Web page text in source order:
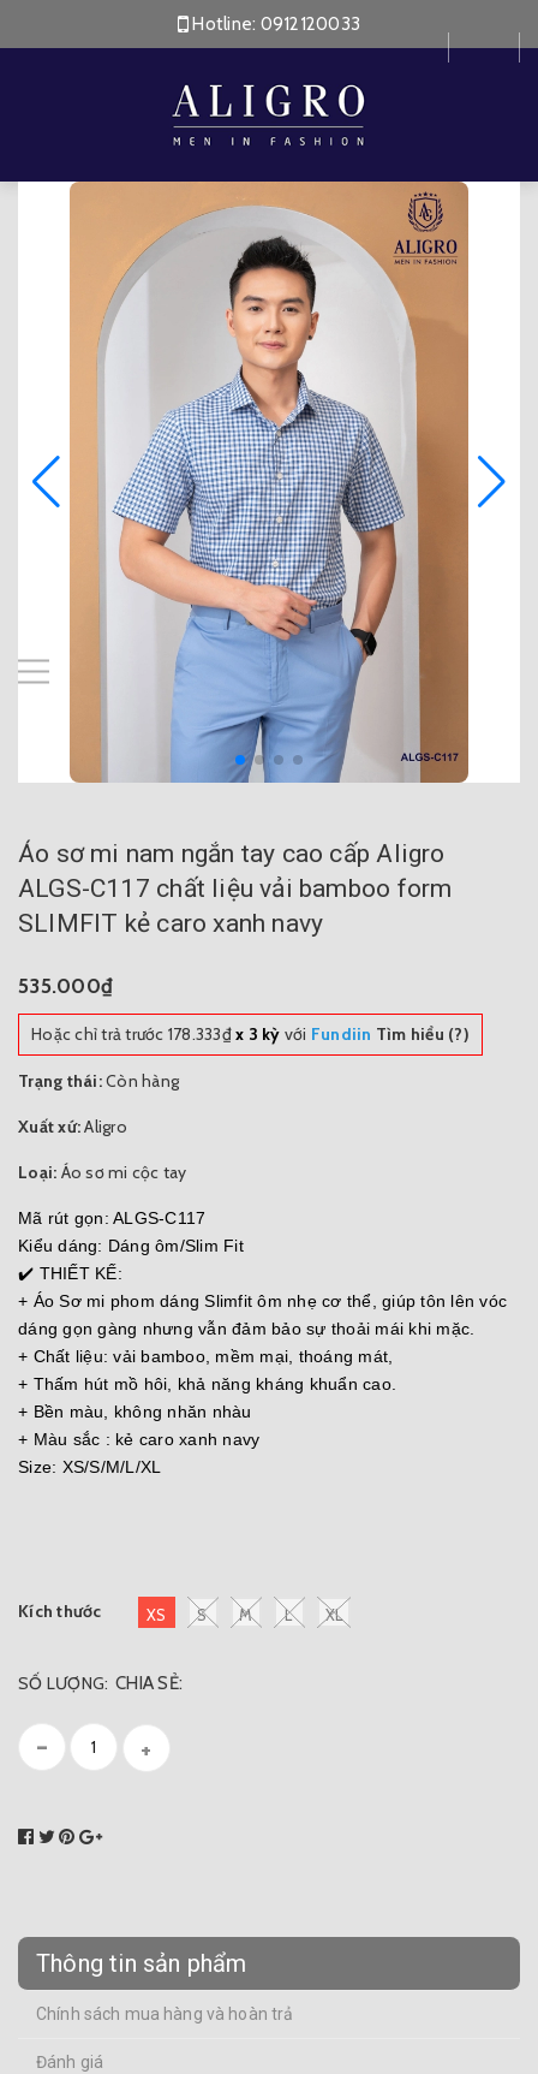
Hotline: 0912120033
Áo sơ mi nam ngắn tay cao cấp Aligro
ALGS-C117 chất liệu vải bamboo form
SLIMFIT kẻ caro xanh navy
535.000₫
Hoặc chỉ trả trước 178.333₫x 3 kỳ với Fundiin Tìm hiểu (?)
Trạng thái:Còn hàng
Xuất xứ:Aligro
Loại: Áo sơ mi cộc tay
Mã rút gọn: ALGS-C117
Kiểu dáng: Dáng ôm/Slim Fit
✔️ THIẾT KẾ:
+ Áo Sơ mi phom dáng Slimfit ôm nhẹ cơ thể, giúp tôn lên vóc
dáng gọn gàng nhưng vẫn đảm bảo sự thoải mái khi mặc.
+ Chất liệu: vải bamboo, mềm mại, thoáng mát,
+ Thấm hút mồ hôi, khả năng kháng khuẩn cao.
+ Bền màu, không nhăn nhàu
+ Màu sắc : kẻ caro xanh navy
Size: XS/S/M/L/XL
Kích thước XS S M L XL
SỐ LƯỢNG:
- +
CHIA SẺ:
Thông tin sản phẩm
Chính sách mua hàng và hoàn trả
Đánh giá